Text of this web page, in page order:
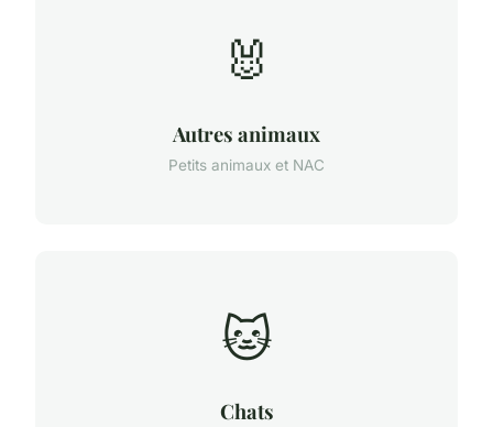
🐰
Autres animaux
Petits animaux et NAC
🐱
Chats